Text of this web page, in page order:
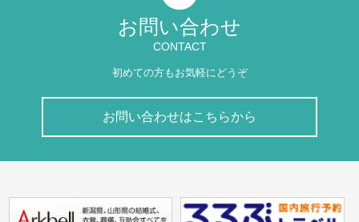
お問い合わせ
CONTACT
初めての方もお気軽にどうぞ
お問い合わせはこちらから